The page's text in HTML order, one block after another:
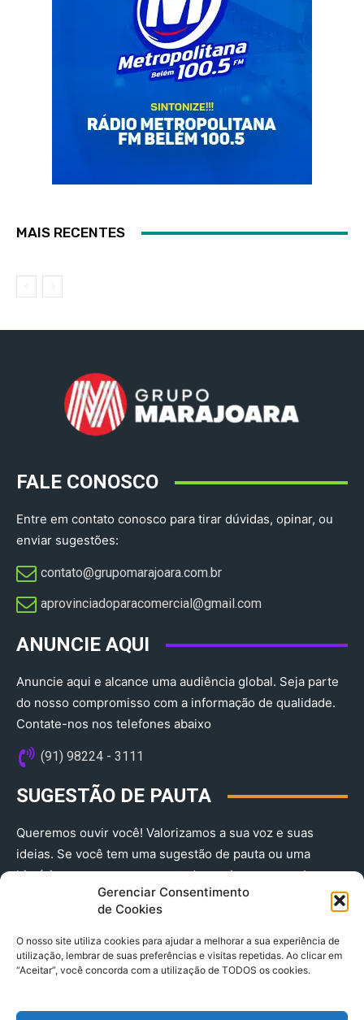
Gerenciar Consentimento
de Cookies
O nosso site utiliza cookies para ajudar a melhorar a sua experiência de
utilização, lembrar de suas preferências e visitas repetidas. Ao clicar em
“Aceitar”, você concorda com a utilização de TODOS os cookies.
MAIS RECENTES
FALE CONOSCO
Entre em contato conosco para tirar dúvidas, opinar, ou
enviar sugestões:
contato@grupomarajoara.com.br
aprovinciadoparacomercial@gmail.com​
ANUNCIE AQUI
Anuncie aqui e alcance uma audiência global. Seja parte
do nosso compromisso com a informação de qualidade.
Contate-nos nos telefones abaixo
(91) 98224 - 3111
SUGESTÃO DE PAUTA
Queremos ouvir você! Valorizamos a sua voz e suas
ideias. Se você tem uma sugestão de pauta ou uma
história que merece ser contada, envie-nos agora!
(91) 98224 - 3111